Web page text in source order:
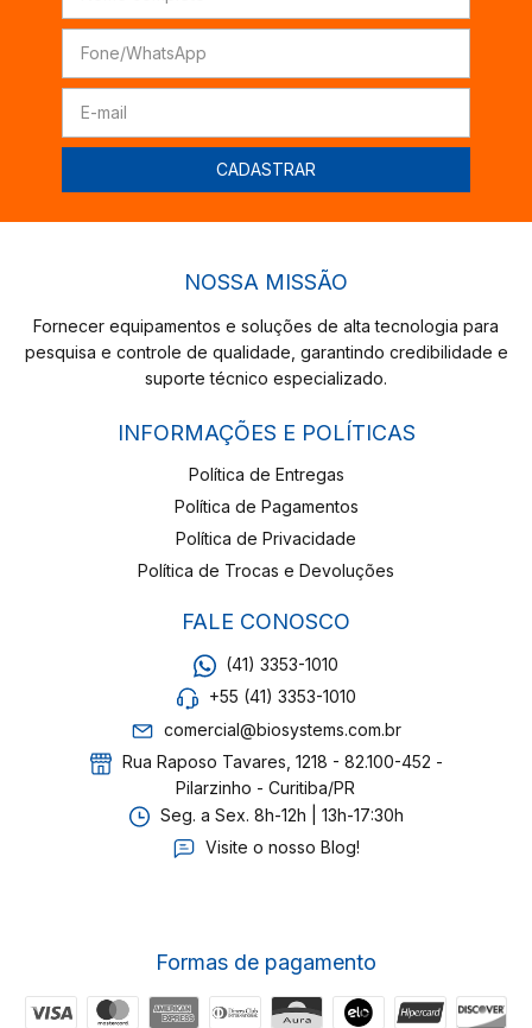
NOSSA MISSÃO
Fornecer equipamentos e soluções de alta tecnologia para
pesquisa e controle de qualidade, garantindo credibilidade e
suporte técnico especializado.
INFORMAÇÕES E POLÍTICAS
Política de Entregas
Política de Pagamentos
Política de Privacidade
Política de Trocas e Devoluções
FALE CONOSCO
(41) 3353-1010
+55 (41) 3353-1010
comercial@biosystems.com.br
Rua Raposo Tavares, 1218 - 82.100-452 -
Pilarzinho - Curitiba/PR
Seg. a Sex. 8h-12h | 13h-17:30h
Visite o nosso Blog!
Formas de pagamento